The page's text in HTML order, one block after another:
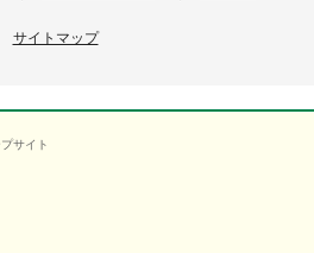
サイトマップ
サイト